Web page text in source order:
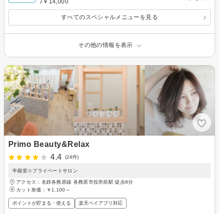
♪￥14,000
すべてのスペシャルメニューを見る
その他の情報を表示
Primo Beauty&Relax
4.4
(24件)
半個室☆プライベートサロン
アクセス：名鉄各務原線 各務原市役所前駅 徒歩8分
カット単価： ￥1,100～
ポイントが貯まる・使える 楽天ペイアプリ対応